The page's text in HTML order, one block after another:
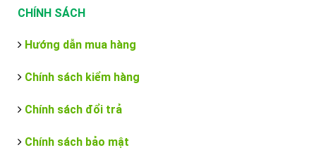
CHÍNH SÁCH
Hướng dẫn mua hàng
Chính sách kiểm hàng
Chính sách đổi trả
Chính sách bảo mật